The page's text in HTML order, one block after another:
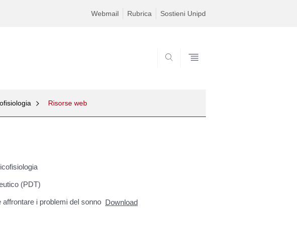
Webmail Rubrica Sostieni Unipd
Risorse web
(PDT)
i problemi del sonno Download